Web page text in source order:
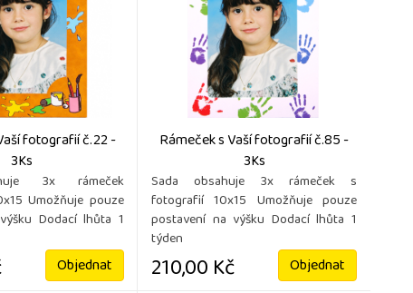
fotografií č.22 -
3Ks
3x rámeček
Umožňuje pouze
Dodací lhůta 1
Objednat
Rámeček s Vaší fotografií č.85 -
3Ks
Sada obsahuje 3x rámeček s
fotografií 10x15 Umožňuje pouze
postavení na výšku Dodací lhůta 1
týden
210,00 Kč Objednat